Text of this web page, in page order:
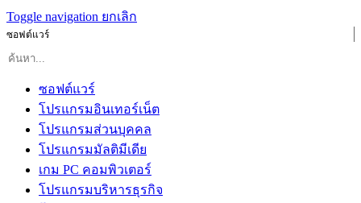
Toggle navigation ยกเลิก
ซอฟต์แวร์
ซอฟต์แวร์
โปรแกรมอินเทอร์เน็ต
โปรแกรมส่วนบุคคล
โปรแกรมมัลติมีเดีย
เกม PC คอมพิวเตอร์
โปรแกรมบริหารธุรกิจ